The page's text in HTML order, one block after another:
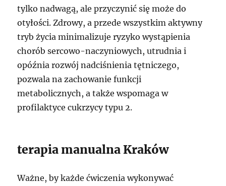
tylko nadwagą, ale przyczynić się może do
otyłości. Zdrowy, a przede wszystkim aktywny
tryb życia minimalizuje ryzyko wystąpienia
chorób sercowo-naczyniowych, utrudnia i
opóźnia rozwój nadciśnienia tętniczego,
pozwala na zachowanie funkcji
metabolicznych, a także wspomaga w
profilaktyce cukrzycy typu 2.
terapia manualna Kraków
Ważne, by każde ćwiczenia wykonywać